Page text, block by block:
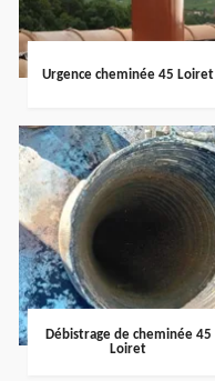
Urgence cheminée 45 Loiret
Débistrage de cheminée 45
Loiret